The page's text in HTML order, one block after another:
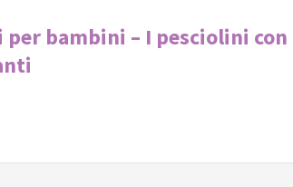
bambini – I pesciolini con